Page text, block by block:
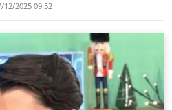
12/2025 09:52